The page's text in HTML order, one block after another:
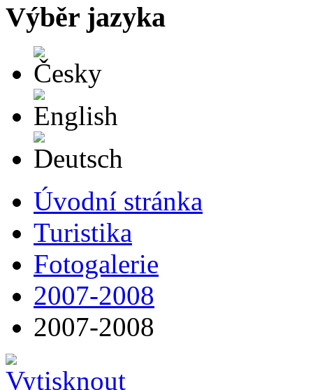
Výběr jazyka
Úvodní stránka
Turistika
Fotogalerie
2007-2008
2007-2008